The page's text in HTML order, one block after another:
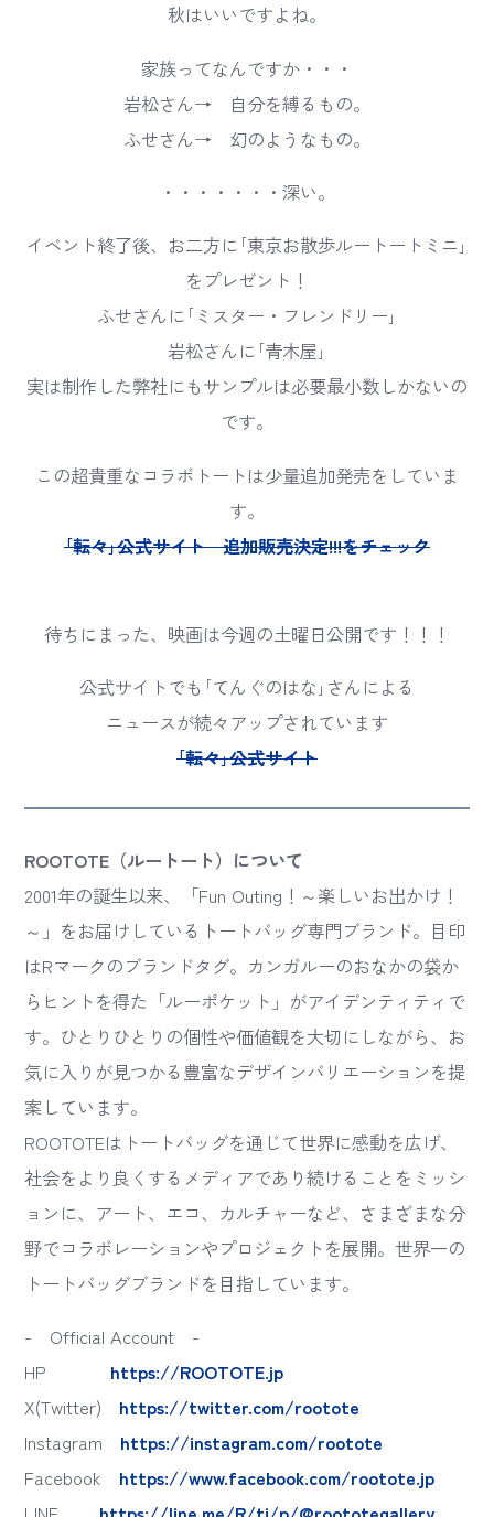
秋はいいですよね。
家族ってなんですか・・・
岩松さん→ 自分を縛るもの。
ふせさん→ 幻のようなもの。
・・・・・・・深い。
イベント終了後、お二方に｢東京お散歩ルートートミニ｣
をプレゼント！
ふせさんに｢ミスター・フレンドリー｣
岩松さんに｢青木屋｣
実は制作した弊社にもサンプルは必要最小数しかないの
です。
この超貴重なコラボトートは少量追加発売をしていま
す。
｢転々｣公式サイト 追加販売決定!!!をチェック
待ちにまった、映画は今週の土曜日公開です！！！
公式サイトでも｢てんぐのはな｣さんによる
ニュースが続々アップされています
｢転々｣公式サイト
ROOTOTE（ルートート）について
2001年の誕生以来、「Fun Outing！～楽しいお出かけ！
～」をお届けしているトートバッグ専門ブランド。目印
はRマークのブランドタグ。カンガルーのおなかの袋か
らヒントを得た「ルーポケット」がアイデンティティで
す。ひとりひとりの個性や価値観を大切にしながら、お
気に入りが見つかる豊富なデザインバリエーションを提
案しています。
ROOTOTEはトートバッグを通じて世界に感動を広げ、
社会をより良くするメディアであり続けることをミッシ
ョンに、アート、エコ、カルチャーなど、さまざまな分
野でコラボレーションやプロジェクトを展開。世界一の
トートバッグブランドを目指しています。
- Official Account -
HP https://ROOTOTE.jp
X(Twitter) https://twitter.com/rootote
Instagram https://instagram.com/rootote
Facebook https://www.facebook.com/rootote.jp